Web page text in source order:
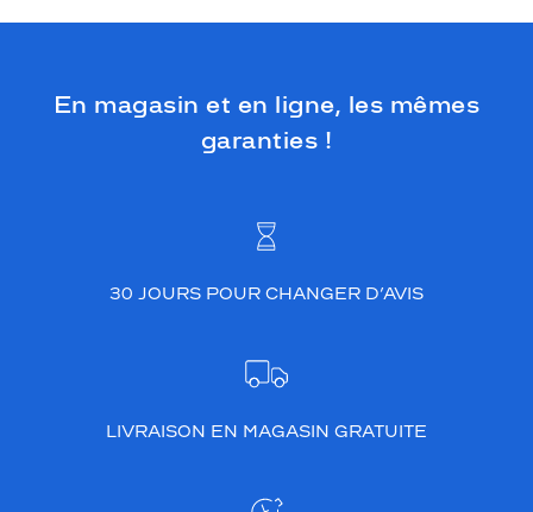
En magasin et en ligne, les mêmes
garanties !
30 JOURS POUR CHANGER D’AVIS
LIVRAISON EN MAGASIN GRATUITE